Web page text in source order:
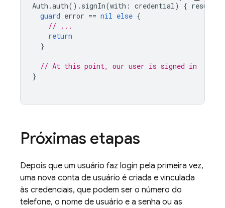
Auth .auth(). signIn(with : credential ) { result
guard error == nil else {
// ...
return
}
// At this point, our user is signed in
}
Próximas etapas
Depois que um usuário faz login pela primeira vez,
uma nova conta de usuário é criada e vinculada
às credenciais, que podem ser o número do
telefone, o nome de usuário e a senha ou as